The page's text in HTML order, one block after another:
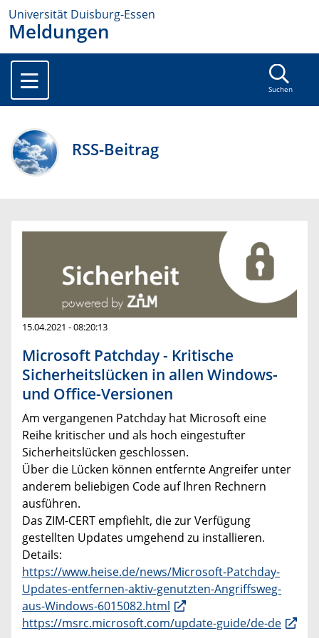
Universität Duisburg-Essen
Meldungen
Suchen
RSS-Beitrag
15.04.2021 - 08:20:13
Microsoft Patchday - Kritische
Sicherheitslücken in allen Windows-
und Office-Versionen
Am vergangenen Patchday hat Microsoft eine
Reihe kritischer und als hoch eingestufter
Sicherheitslücken geschlossen.
Über die Lücken können entfernte Angreifer unter
anderem beliebigen Code auf Ihren Rechnern
ausführen.
Das ZIM-CERT empfiehlt, die zur Verfügung
gestellten Updates umgehend zu installieren.
Details:
https://www.heise.de/news/Microsoft-Patchday-
Updates-entfernen-aktiv-genutzten-Angriffsweg-
aus-Windows-6015082.html
https://msrc.microsoft.com/update-guide/de-de